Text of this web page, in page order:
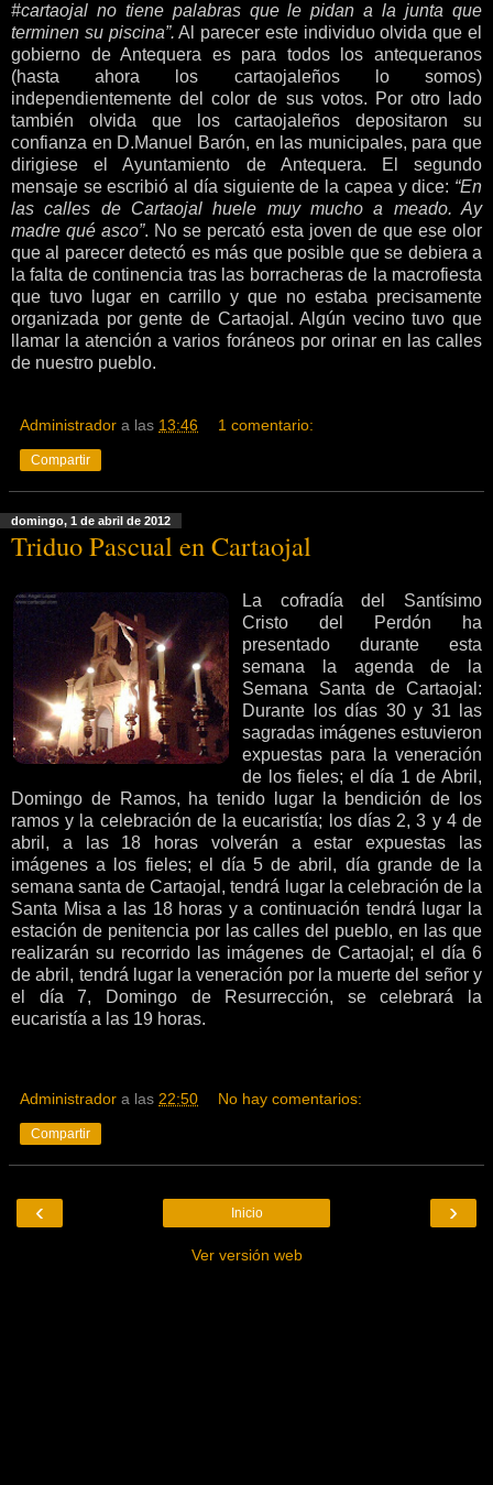
#cartaojal no tiene palabras que le pidan a la junta que
terminen su piscina”. Al parecer este individuo olvida que el
gobierno de Antequera es para todos los antequeranos
(hasta ahora los cartaojaleños lo somos)
independientemente del color de sus votos. Por otro lado
también olvida que los cartaojaleños depositaron su
confianza en D.Manuel Barón, en las municipales, para que
dirigiese el Ayuntamiento de Antequera. El segundo
mensaje se escribió al día siguiente de la capea y dice: “En
las calles de Cartaojal huele muy mucho a meado. Ay
madre qué asco”. No se percató esta joven de que ese olor
que al parecer detectó es más que posible que se debiera a
la falta de continencia tras las borracheras de la macrofiesta
que tuvo lugar en carrillo y que no estaba precisamente
organizada por gente de Cartaojal. Algún vecino tuvo que
llamar la atención a varios foráneos por orinar en las calles
de nuestro pueblo.
Administrador a las 13:46 1 comentario:
Compartir
domingo, 1 de abril de 2012
Triduo Pascual en Cartaojal
La cofradía del Santísimo
Cristo del Perdón ha
presentado durante esta
semana la agenda de la
Semana Santa de Cartaojal:
Durante los días 30 y 31 las
sagradas imágenes estuvieron
expuestas para la veneración
de los fieles; el día 1 de Abril,
Domingo de Ramos, ha tenido lugar la bendición de los
ramos y la celebración de la eucaristía; los días 2, 3 y 4 de
abril, a las 18 horas volverán a estar expuestas las
imágenes a los fieles; el día 5 de abril, día grande de la
semana santa de Cartaojal, tendrá lugar la celebración de la
Santa Misa a las 18 horas y a continuación tendrá lugar la
estación de penitencia por las calles del pueblo, en las que
realizarán su recorrido las imágenes de Cartaojal; el día 6
de abril, tendrá lugar la veneración por la muerte del señor y
el día 7, Domingo de Resurrección, se celebrará la
eucaristía a las 19 horas.
Administrador a las 22:50 No hay comentarios:
Compartir
‹ ›
Inicio
Ver versión web